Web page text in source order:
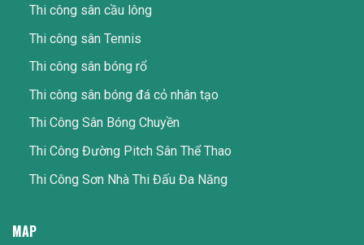
Thi công sân cầu lông
Thi công sân Tennis
Thi công sân bóng rổ
Thi công sân bóng đá cỏ nhân tạo
Thi Công Sân Bóng Chuyền
Thi Công Đường Pitch Sân Thể Thao
Thi Công Sơn Nhà Thi Đấu Đa Năng
MAP